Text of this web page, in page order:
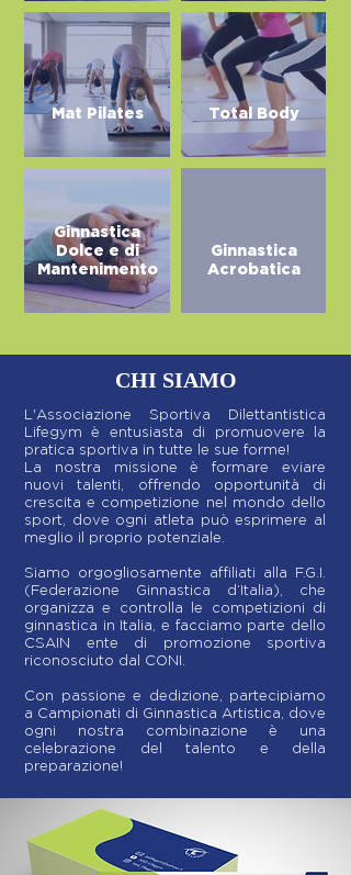
Mat Pilates Total Body
Ginnastica
Dolce e di
Mantenimento
Ginnastica
Acrobatica
CHI SIAMO
L'Associazione Sportiva Dilettantistica
Lifegym è entusiasta di promuovere la
pratica sportiva in tutte le sue forme!
La nostra missione è formare eviare
nuovi talenti, offrendo opportunità di
crescita e competizione nel mondo dello
sport, dove ogni atleta può esprimere al
meglio il proprio potenziale.
Siamo orgogliosamente affiliati alla F.G.I.
(Federazione Ginnastica d’Italia), che
organizza e controlla le competizioni di
ginnastica in Italia, e facciamo parte dello
CSAIN ente di promozione sportiva
riconosciuto dal CONI.
Con passione e dedizione, partecipiamo
a Campionati di Ginnastica Artistica, dove
ogni nostra combinazione è una
celebrazione del talento e della
preparazione!